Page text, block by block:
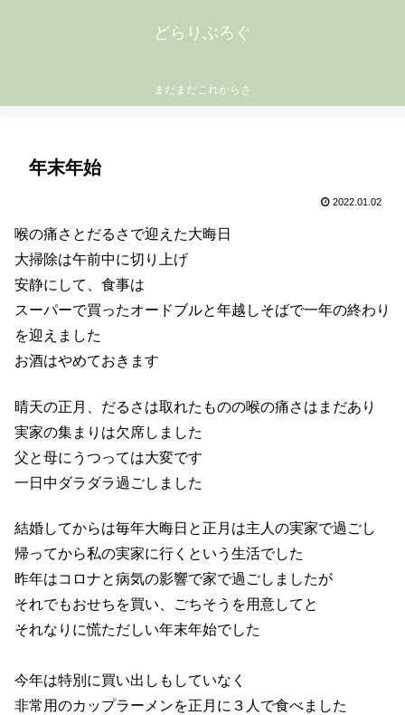
どらりぶろぐ
まだまだこれからさ
年末年始
2022.01.02
喉の痛さとだるさで迎えた大晦日
大掃除は午前中に切り上げ
安静にして、食事は
スーパーで買ったオードブルと年越しそばで一年の終わり
を迎えました
お酒はやめておきます
晴天の正月、だるさは取れたものの喉の痛さはまだあり
実家の集まりは欠席しました
父と母にうつっては大変です
一日中ダラダラ過ごしました
結婚してからは毎年大晦日と正月は主人の実家で過ごし
帰ってから私の実家に行くという生活でした
昨年はコロナと病気の影響で家で過ごしましたが
それでもおせちを買い、ごちそうを用意してと
それなりに慌ただしい年末年始でした
今年は特別に買い出しもしていなく
非常用のカップラーメンを正月に３人で食べました